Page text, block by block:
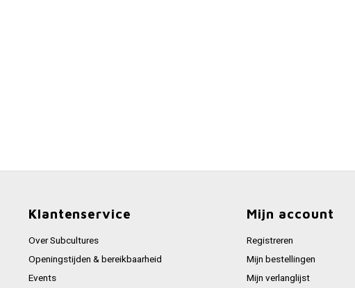
Klantenservice
Over Subcultures
Openingstijden & bereikbaarheid
Events
Mijn account
Registreren
Mijn bestellingen
Mijn verlanglijst